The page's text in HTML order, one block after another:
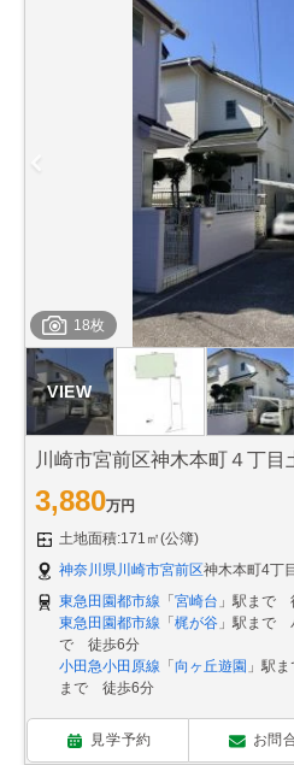
18枚
川崎市宮前区神木本町４丁目
3,880万円
土地面積:171㎡(公簿)
神奈川県川崎市宮前区神木本町4丁目
東急田園都市線 「 宮崎台 」駅まで
東急田園都市線 「 梶が谷 」駅まで
で 徒歩6分
小田急小田原線 「 向ヶ丘遊園 」駅
まで 徒歩6分
見学予約 お問